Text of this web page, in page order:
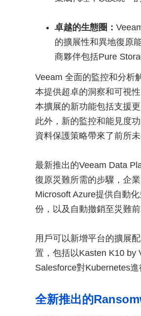
卓越的生態圈：
的擴展性和異地復原
商夥伴包括Pure
Veeam 全面的監控和分析
本提供超卓的洞察和可視
本擴展的新功能包括支援
此外，新的監控和能見度
資料保護策略帶來了前所
最新推出的Veeam Data
復原災難所需的步驟，企
Microsoft Azure提供自動
份，以及自動撤銷至災難
用戶可以新增平台的擴展
置，包括以Kasten K10 by
Salesforce對Kubernetes進
全新推出的